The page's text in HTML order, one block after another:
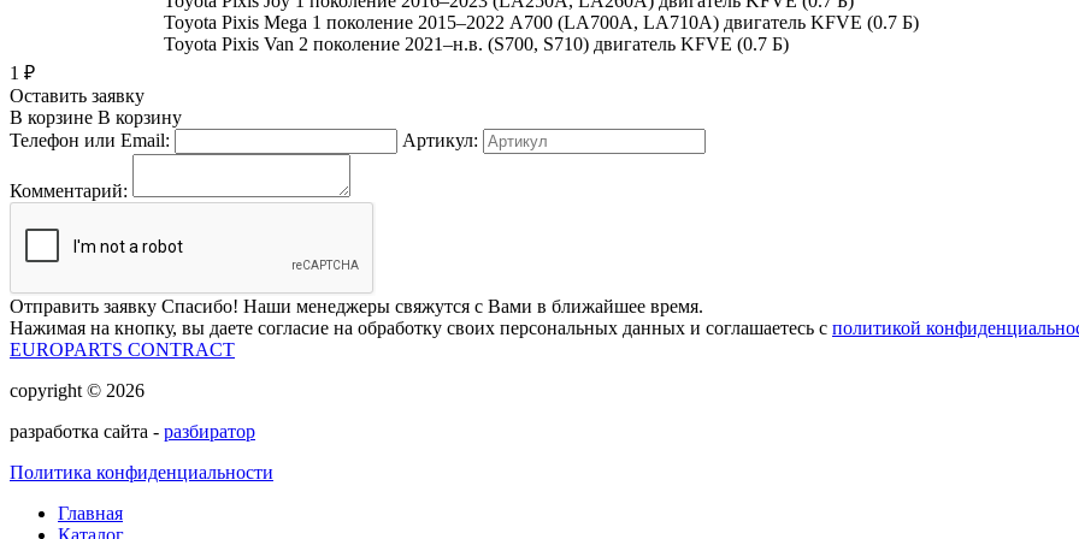
Toyota Pixis Mega 1 поколение 2015–2022 A700 (LA700A, LA710A) двигатель KFVE (0.7 Б)
Toyota Pixis Van 2 поколение 2021–н.в. (S700, S710) двигатель KFVE (0.7 Б)
1 ₽
Оставить заявку
В корзине В корзину
Телефон или Email:
Артикул:
Комментарий:
Отправить заявку Спасибо! Наши менеджеры свяжутся с Вами в ближайшее время.
Нажимая на кнопку, вы даете согласие на обработку своих персональных данных и соглашаетесь с политикой
EUROPARTS CONTRACT
copyright © 2026
разработка сайта - разбиратор
Политика конфиденциальности
Главная
Каталог